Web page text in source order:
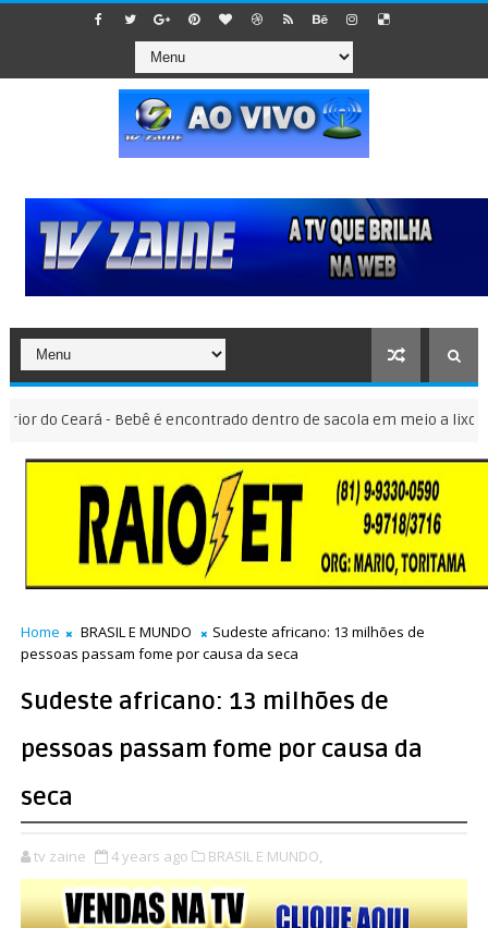
- Bebê é encontrado dentro de sacola em meio a lixo em Icó
Home BRASIL E MUNDO
Sudeste africano: 13 milhões de
pessoas passam fome por causa da seca
Sudeste africano: 13 milhões de
pessoas passam fome por causa da
seca
tv zaine 4 years ago BRASIL E MUNDO,